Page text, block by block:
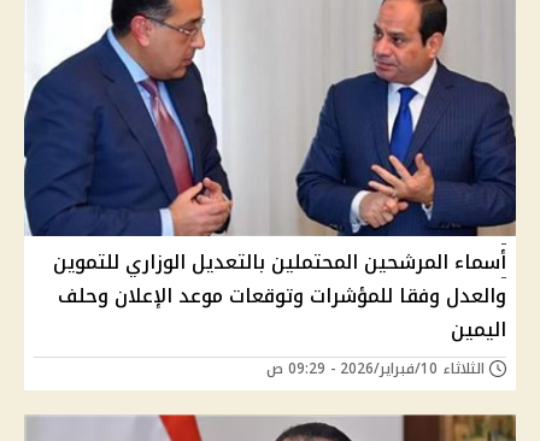
أسماء المرشحين المحتملين بالتعديل الوزاري للتموين
والعدل وفقا للمؤشرات وتوقعات موعد الإعلان وحلف
اليمين
الثلاثاء 10/فبراير/2026 - 09:29 ص